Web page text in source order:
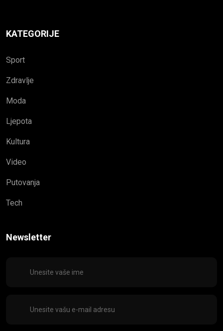
KATEGORIJE
Sport
Zdravlje
Moda
Ljepota
Kultura
Video
Putovanja
Tech
Newsletter